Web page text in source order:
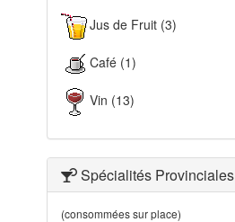
Jus de Fruit (3)
Café (1)
Vin (13)
Spécialités Provinciales
(consommées sur place)